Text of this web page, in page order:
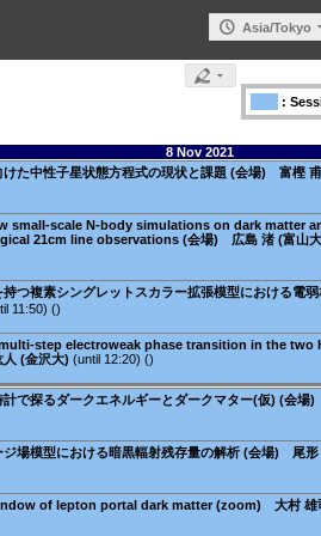
Asia/Tokyo
:
8 Nov 2021
けた中性子星状態方程式の現状と課題 (会場) 富樫
small-scale N-body simulations on dark matter
21cm line observations (会場) 広島 渚 (富山
持つ複素シングレットスカラー拡張模型における電
11:50) ()
step electroweak phase transition in the two
(金沢大) (until 12:20) ()
計で探るダークエネルギーとダークマター(仮) (会
ジ場模型における暗黒輻射残存量の解析 (会場) 尾形
of lepton portal dark matter (zoom) 大村 雄